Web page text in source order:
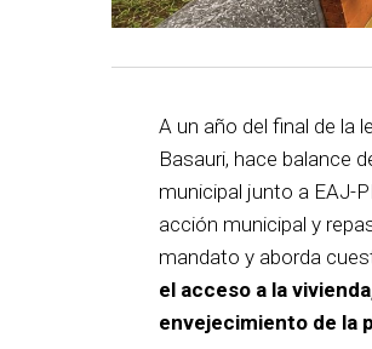
A un año del final de la
Basauri, hace balance
municipal junto a EAJ-
acción municipal y
mandato y aborda
el acceso a la
envejecimiento de la